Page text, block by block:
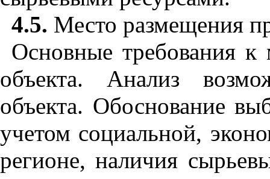
4.5. Место размещения
Основные требования к
объекта. Анализ
объекта. Обоснование
учетом социальной,
регионе, наличия